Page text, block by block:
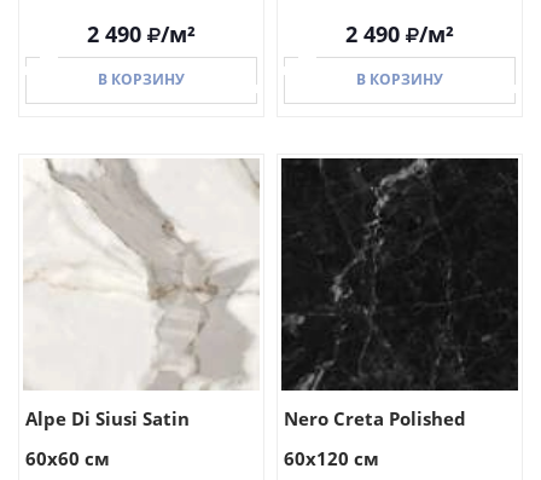
2 490 /м²
В КОРЗИНУ
В КОРЗИНУ
2 490 /м²
В КОРЗИНУ
В КОРЗИНУ
Alpe Di Siusi Satin
60x60 см
Nero Creta Polished
60x120 см